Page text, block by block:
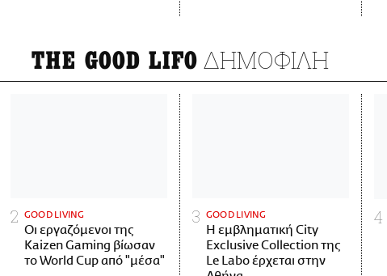
THE GOOD LIFO ΔΗΜΟΦΙΛΗ
GOOD LIVING
Οι εργαζόμενοι της
Kaizen Gaming βίωσαν
το World Cup από "μέσα"
GOOD LIVING
Η εμβληματική City
Exclusive Collection της
Le Labo έρχεται στην